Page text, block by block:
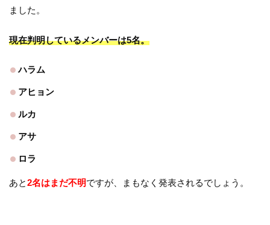
ました。
現在判明しているメンバーは5名。
ハラム
アヒョン
ルカ
アサ
ロラ
あと2名はまだ不明ですが、まもなく発表されるでしょう。